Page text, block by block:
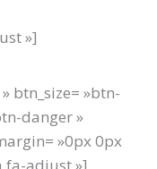
»]
btn_size= »btn-
danger »
»0px 0px